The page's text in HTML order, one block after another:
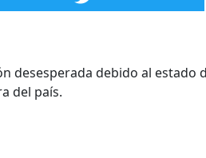
desesperada debido al estado
del país.